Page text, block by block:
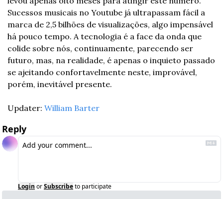
Sucessos musicais no Youtube já ultrapassam fácil a
marca de 2,5 bilhões de visualizações, algo impensável
há pouco tempo. A tecnologia é a face da onda que
colide sobre nós, continuamente, parecendo ser
futuro, mas, na realidade, é apenas o inquieto passado
se ajeitando confortavelmente neste, improvável,
porém, inevitável presente.
Updater: William Barter
Reply
Login orSubscribeto participate